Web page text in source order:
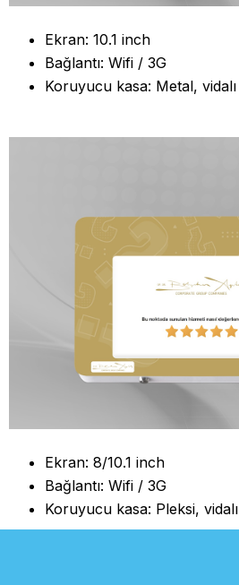
Ekran: 10.1 inch
Bağlantı: Wifi / 3G
Koruyucu kasa: Metal, vidalı
Ekran: 8/10.1 inch
Bağlantı: Wifi / 3G
Koruyucu kasa: Pleksi, vidalı